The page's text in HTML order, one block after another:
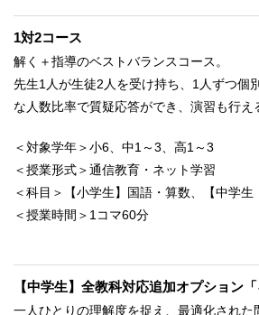
1対2コース
解く＋指導のベストバランスコース。
先生1人が生徒2人を受け持ち、1人ずつ個
な人数比率で質疑応答ができ、演習も行え
＜対象学年＞小6、中1～3、高1～3
＜授業形式＞通信教育・ネット学習
＜科目＞【小学生】国語・算数、【中学
＜授業時間＞1コマ60分
【中学生】全教科対応追加オプション「
一人ひとりの理解度を捉え、最適化された